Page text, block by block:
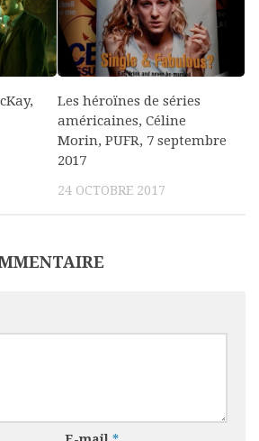
Les héroïnes de séries
américaines, Céline
Morin, PUFR, 7 septembre
2017
24 OCTOBRE 2017